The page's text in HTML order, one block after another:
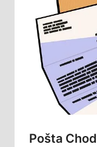
Pošta